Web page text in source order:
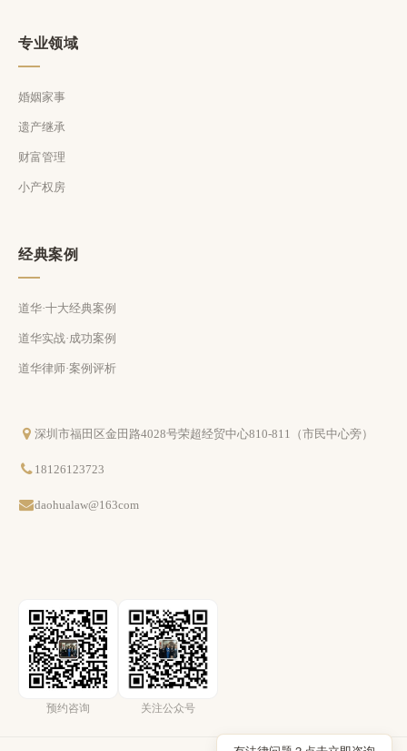
专业领域
婚姻家事
遗产继承
财富管理
小产权房
经典案例
道华·十大经典案例
道华实战·成功案例
道华律师·案例评析
深圳市福田区金田路4028号荣超经贸中心810-811（市民中心旁）
18126123723
daohualaw@163com
预约咨询 关注公众号